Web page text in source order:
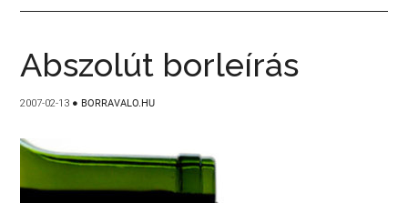
Abszolút borleírás
2007-02-13 ● BORRAVALO.HU